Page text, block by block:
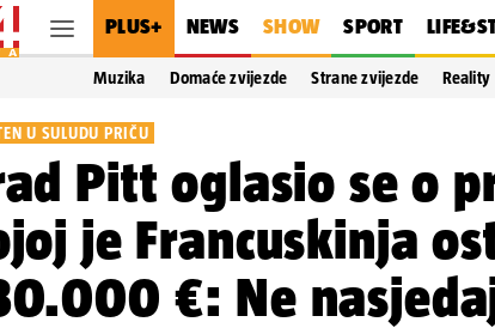
PLUS+ NEWS SHOW SPORT
Muzika Domaće zvijezde Strane zvijezde Reality
U SULUDU PRIČU
Pitt oglasio se o
je Francuskinja
€: Ne